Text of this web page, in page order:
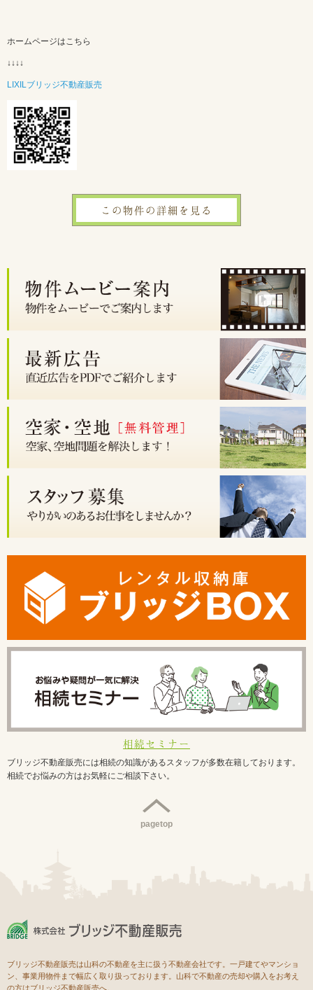
ホームページはこちら
↓↓↓↓
LIXILブリッジ不動産販売
この物件の詳細を見る
相続セミナー
ブリッジ不動産販売には相続の知識があるスタッフが多数在籍しております。
相続でお悩みの方はお気軽にご相談下さい。
pagetop
ブリッジ不動産販売は山科の不動産を主に扱う不動産会社です。一戸建てやマンショ
ン、事業用物件まで幅広く取り扱っております。山科で不動産の売却や購入をお考え
の方はブリッジ不動産販売へ。